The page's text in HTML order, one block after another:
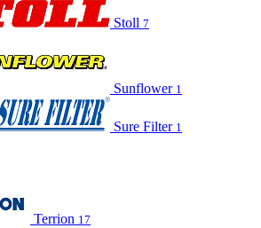
Stoll 7
Sunflower 1
Sure Filter 1
Terrion 17